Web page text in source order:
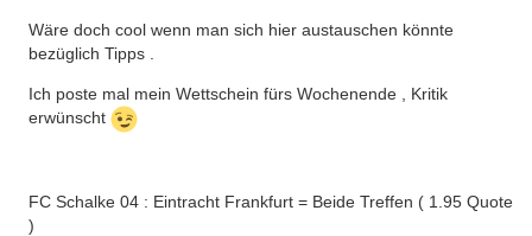
Wäre doch cool wenn man sich hier austauschen könnte
bezüglich Tipps .
Ich poste mal mein Wettschein fürs Wochenende , Kritik
erwünscht
FC Schalke 04 : Eintracht Frankfurt = Beide Treffen ( 1.95 Quote
)